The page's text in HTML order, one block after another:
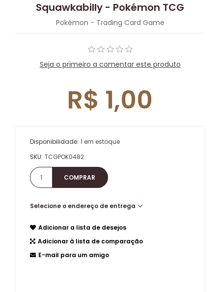
Squawkabilly - Pokémon TCG
Pokémon - Trading Card Game
Seja o primeiro a comentar este produto
R$ 1,00
Disponibilidade: 1 em estoque
SKU: TCGPOK0482
Selecione o endereço de entrega
Adicionar a lista de desejos
Adicionar à lista de comparação
E-mail para um amigo